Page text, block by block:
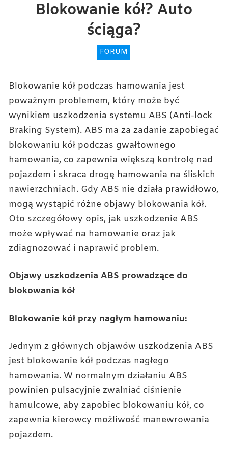
Blokowanie kół? Auto
ściąga?
FORUM
Blokowanie kół podczas hamowania jest
poważnym problemem, który może być
wynikiem uszkodzenia systemu ABS (Anti-lock
Braking System). ABS ma za zadanie zapobiegać
blokowaniu kół podczas gwałtownego
hamowania, co zapewnia większą kontrolę nad
pojazdem i skraca drogę hamowania na śliskich
nawierzchniach. Gdy ABS nie działa prawidłowo,
mogą wystąpić różne objawy blokowania kół.
Oto szczegółowy opis, jak uszkodzenie ABS
może wpływać na hamowanie oraz jak
zdiagnozować i naprawić problem.
Objawy uszkodzenia ABS prowadzące do
blokowania kół
Blokowanie kół przy nagłym hamowaniu:
Jednym z głównych objawów uszkodzenia ABS
jest blokowanie kół podczas nagłego
hamowania. W normalnym działaniu ABS
powinien pulsacyjnie zwalniać ciśnienie
hamulcowe, aby zapobiec blokowaniu kół, co
zapewnia kierowcy możliwość manewrowania
pojazdem.